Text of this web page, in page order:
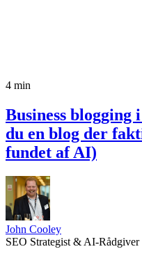
4 min
Business blogging
du en blog der
fundet af AI)
John Cooley
SEO Strategist & AI-Rådgiver